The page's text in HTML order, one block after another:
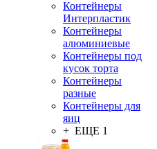
Контейнеры
Интерпластик
Контейнеры
алюминиевые
Контейнеры под
кусок торта
Контейнеры
разные
Контейнеры для
яиц
+ ЕЩЕ 1